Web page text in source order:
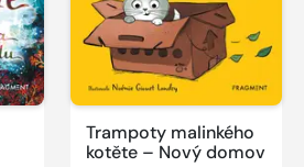
Trampoty malinkého
kotěte – Nový domov